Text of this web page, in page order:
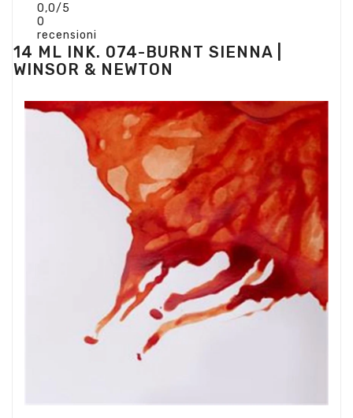
0,0/5
0
recensioni
14 ML INK. 074-BURNT SIENNA |
WINSOR & NEWTON